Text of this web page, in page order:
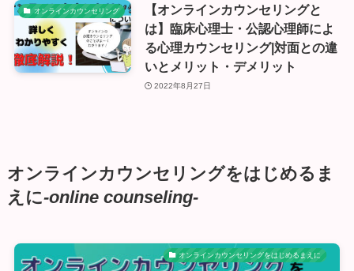
オンラインカウンセリング
【オンラインカウンセリングと
は】臨床心理士・公認心理師によ
る心理カウンセリング|対面との違
いとメリット・デメリット
2022年8月27日
オンラインカウンセリングをはじめるま
えに-online counseling-
オンラインカウンセリングをはじめるまえに